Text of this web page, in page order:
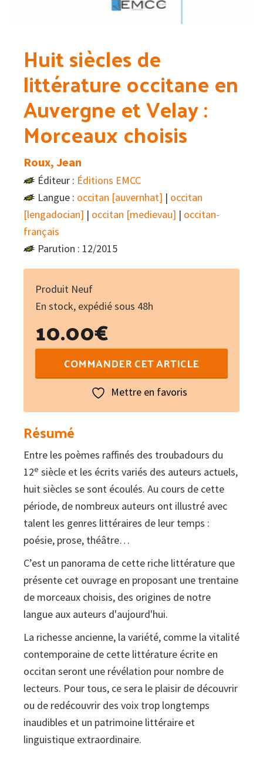
Huit siècles de
littérature occitane en
Auvergne et Velay :
Morceaux choisis
Roux, Jean
Éditeur : Éditions EMCC
Langue : occitan [auvernhat] | occitan
[lengadocian] | occitan [medievau] | occitan-
français
Parution : 12/2015
Produit Neuf
En stock, expédié sous 48h
10.00€
de
de
littérature
occitane
en
Auvergne
et
Velay
:
Morceaux
choisis
COMMANDER CET ARTICLE
Mettre en favoris
Résumé
Entre les poèmes raffinés des troubadours du
12e siècle et les écrits variés des auteurs actuels,
huit siècles se sont écoulés. Au cours de cette
période, de nombreux auteurs ont illustré avec
talent les genres littéraires de leur temps :
poésie, prose, théâtre…
C’est un panorama de cette riche littérature que
présente cet ouvrage en proposant une trentaine
de morceaux choisis, des origines de notre
langue aux auteurs d'aujourd'hui.
La richesse ancienne, la variété, comme la vitalité
contemporaine de cette littérature écrite en
occitan seront une révélation pour nombre de
lecteurs. Pour tous, ce sera le plaisir de découvrir
ou de redécouvrir des voix trop longtemps
inaudibles et un patrimoine littéraire et
linguistique extraordinaire.